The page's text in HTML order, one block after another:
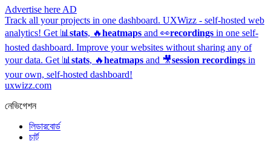
Advertise here AD
Track all your projects in one dashboard. UXWizz - self-hosted web
analytics! Get 📊 stats, 🔥heatmaps and 👀recordings in one self-
hosted dashboard. Improve your websites without sharing any of
your data. Get 📊 stats, 🔥heatmaps and 🎥session recordings in
your own, self-hosted dashboard!
uxwizz.com
নেভিগেশন
লিডারবোর্ড
চার্ট